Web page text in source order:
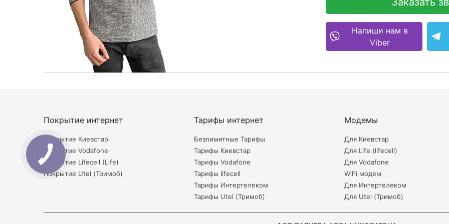
Напиши нам в
Viber
Покрытие интернет
Покрытие Киевстар
Покрытие Vodafone
Покрытие Lifecell (Life)
Покрытие Utel (Тримоб)
Тарифы интернет
Безлимитные Тарифы
Тарифы Киевстар
Тарифы Vodafone
Тарифы lifecell
Тарифы Интертелеком
Тарифы Utel (Тримоб)
Модемы
Для Киевстар
Для Life (lifecell)
Для Vodafone
WiFi модем
Для Интертелеком
Для Utel (Тримоб)